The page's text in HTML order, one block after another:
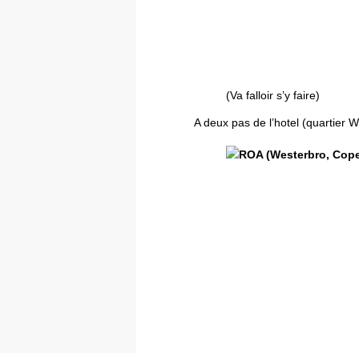
(Va falloir s’y faire)
A deux pas de l’hotel (quartier